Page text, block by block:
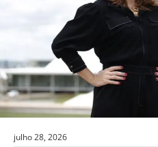
julho 28, 2026